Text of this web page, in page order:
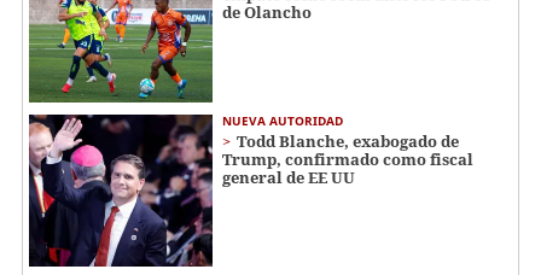
de Olancho
NUEVA AUTORIDAD
Todd Blanche, exabogado de
Trump, confirmado como fiscal
general de EE UU